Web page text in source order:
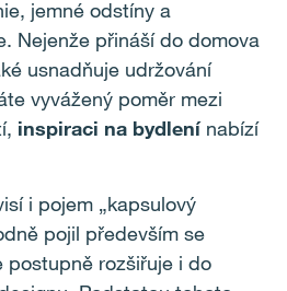
jemné odstíny a
Nejenže přináší do domova
usnadňuje udržování
vyvážený poměr mezi
inspiraci na bydlenínabízí
i pojem „kapsulový
pojil především se
postupně rozšiřuje i do